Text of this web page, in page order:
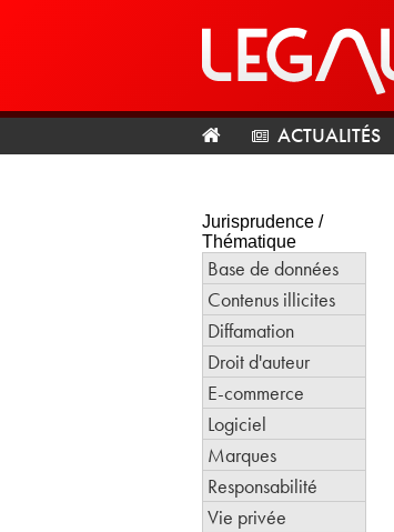
ACTUALITÉS
Jurisprudence /
Thématique
Base de données
Contenus illicites
Diffamation
Droit d'auteur
E-commerce
Logiciel
Marques
Responsabilité
Vie privée